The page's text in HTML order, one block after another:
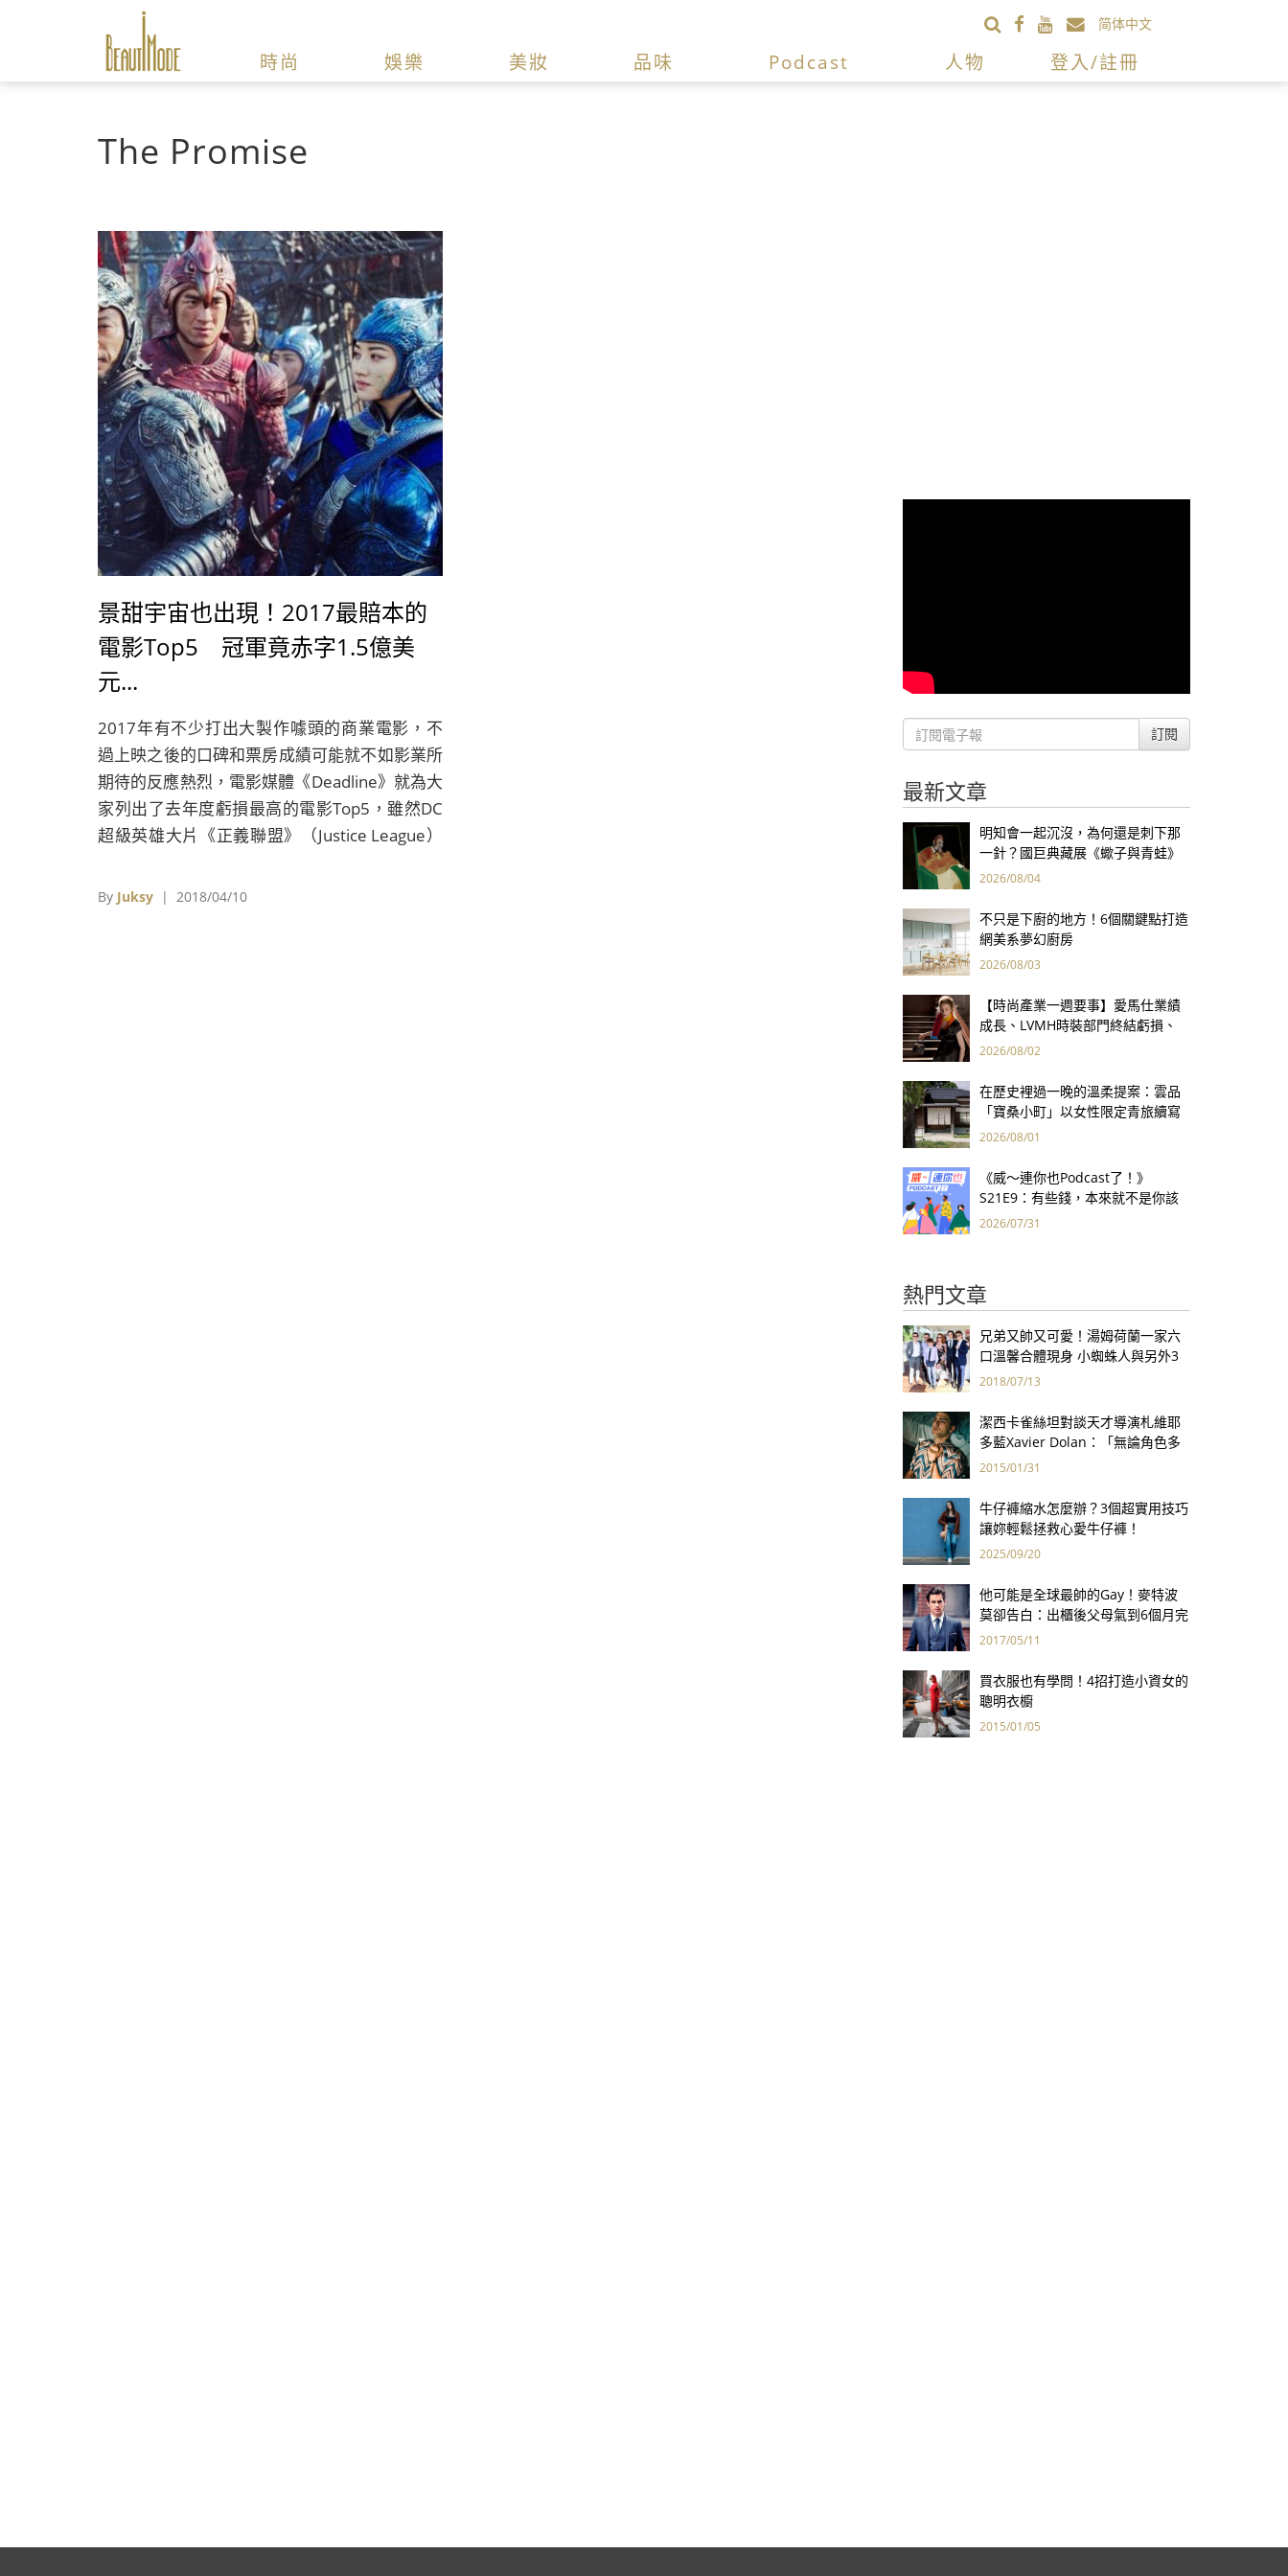
简体中文
時尚 娛樂 美妝 品味 Podcast 人物 登入/註冊
The Promise
景甜宇宙也出現！2017最賠本的
電影Top5 冠軍竟赤字1.5億美
元...
2017年有不少打出大製作噱頭的商業電影，不
過上映之後的口碑和票房成績可能就不如影業所
期待的反應熱烈，電影媒體《Deadline》就為大
家列出了去年度虧損最高的電影Top5，雖然DC
超級英雄大片《正義聯盟》（Justice League）
（Valerianand the City of a Thousand
By Juksy | 2018/04/10
訂閱
最新文章
明知會一起沉沒，為何還是刺下那
一針？國巨典藏展《蠍子與青蛙》
用66件名作拷問人性
2026/08/04
不只是下廚的地方！6個關鍵點打造
網美系夢幻廚房
2026/08/03
【時尚產業一週要事】愛馬仕業績
成長、LVMH時裝部門終結虧損、
Kering轉型策略初現成效、Prada
2026/08/02
在歷史裡過一晚的溫柔提案：雲品
「寶桑小町」以女性限定青旅續寫
台東老屋記憶
2026/08/01
《威～連你也Podcast了！》
S21E9：有些錢，本來就不是你該
賺的——讀《一個投機者的告白》
2026/07/31
熱門文章
兄弟又帥又可愛！湯姆荷蘭一家六
口溫馨合體現身 小蜘蛛人與另外3
個弟弟感情超好！
2018/07/13
潔西卡雀絲坦對談天才導演札維耶
多藍Xavier Dolan：「無論角色多
麼邊緣化，對我來說，當他們開
2015/01/31
牛仔褲縮水怎麼辦？3個超實用技巧
讓妳輕鬆拯救心愛牛仔褲！
2025/09/20
他可能是全球最帥的Gay！麥特波
莫卻告白：出櫃後父母氣到6個月完
全不跟我說話...
2017/05/11
買衣服也有學問！4招打造小資女的
聰明衣櫥
2015/01/05